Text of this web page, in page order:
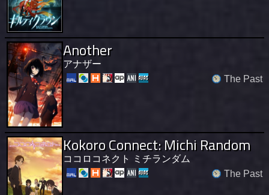
Another
アナザー
The Past
Kokoro Connect: Michi Random
ココロコネクト ミチランダム
The Past